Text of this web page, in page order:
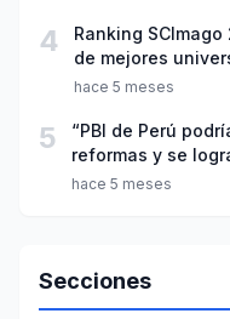
4
Ranking
de mejores
hace 5 meses
5
“PBI de Perú
reformas y se
hace 5 meses
Secciones